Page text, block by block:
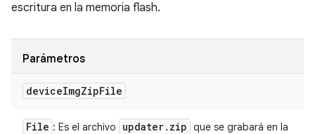
escritura en la memoria flash.
Parámetros
deviceImgZipFile
File : Es el archivo updater. zip que se grabará en la